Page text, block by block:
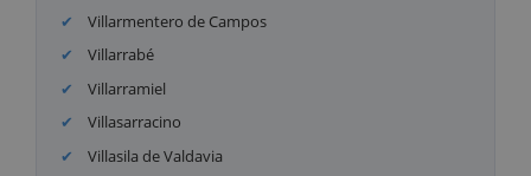
Villarmentero de Campos
Villarrabé
Villarramiel
Villasarracino
Villasila de Valdavia